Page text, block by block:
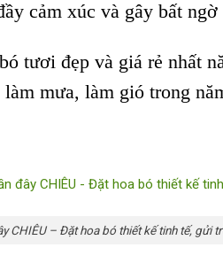
cảm xúc và gây bất
tươi đẹp và giá rẻ nhất
mưa, làm gió trong
CHIÊU – Đặt hoa bó thiết kế tinh tế, gửi